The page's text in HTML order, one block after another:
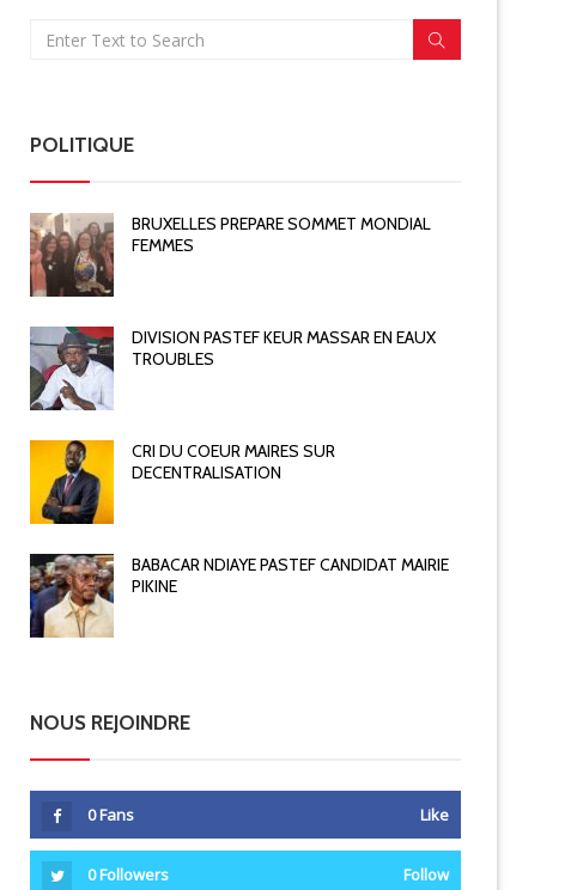
POLITIQUE
BRUXELLES PREPARE SOMMET MONDIAL
FEMMES
DIVISION PASTEF KEUR MASSAR EN EAUX
TROUBLES
CRI DU COEUR MAIRES SUR
DECENTRALISATION
BABACAR NDIAYE PASTEF CANDIDAT MAIRIE
PIKINE
NOUS REJOINDRE
0Fans Like
0Followers Follow